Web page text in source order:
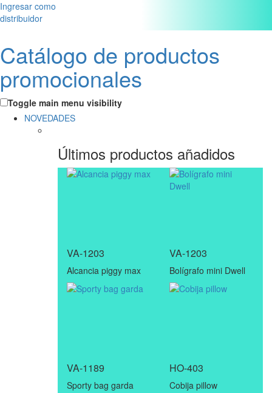
Ingresar como
distribuidor
Catálogo de productos
promocionales
Toggle main menu visibility
NOVEDADES
Últimos productos añadidos
VA-1203
Alcancia piggy max
VA-1203
Bolígrafo mini Dwell
VA-1189
Sporty bag garda
HO-403
Cobija pillow